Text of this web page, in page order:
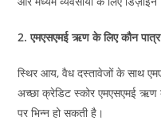
2. एमएसएमई ऋण के लिए कौन
स्थिर आय, वैध दस्तावेजों के साथ
अच्छा क्रेडिट स्कोर एमएसएमई ऋण
पर भिन्न हो सकती है।